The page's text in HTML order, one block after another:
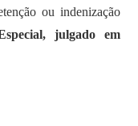
ou indenização
julgado em